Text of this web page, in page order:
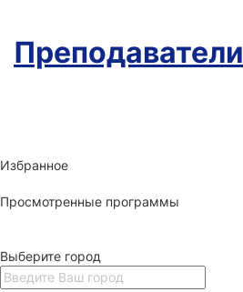
Преподаватели
Избранное
Просмотренные программы
Выберите город